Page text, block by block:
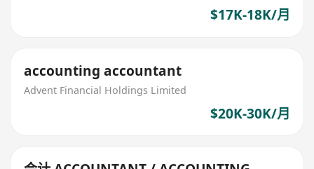
$17K-18K/月
accounting accountant
Advent Financial Holdings Limited
$20K-30K/月